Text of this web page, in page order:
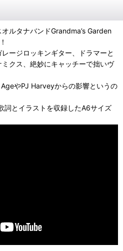
ルタナバンドGrandma’s Garden
ージロッキンギター、ドラマーと
クス、絶妙にキャッチーで拙いヴ
やPJ Harveyからの影響というの
詞とイラストを収録したA6サイズ